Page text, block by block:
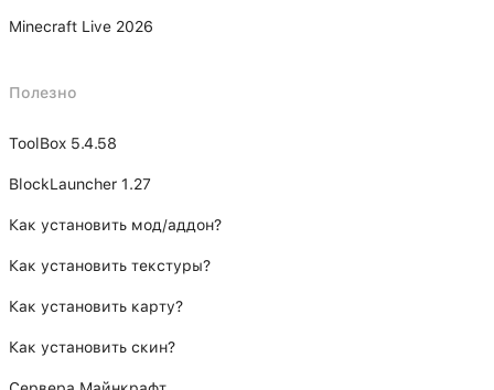
Minecraft Live 2026
Полезно
ToolBox 5.4.58
BlockLauncher 1.27
Как установить мод/аддон?
Как установить текстуры?
Как установить карту?
Как установить скин?